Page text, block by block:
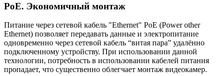
PoE. Экономичный монтаж
Питание через сетевой кабель "Ethernet" PoE (Power other
Ethernet) позволяет передавать данные и электропитание
одновременно через сетевой кабель “витая пара” удалённо
подключенному устройству. При использовании данной
технологии, потребность в использовании кабелей питания
пропадает, что существенно облегчает монтаж видеокамер.